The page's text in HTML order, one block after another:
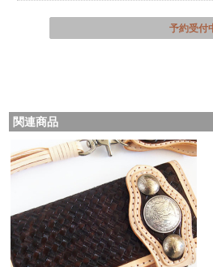
予約受付
関連商品